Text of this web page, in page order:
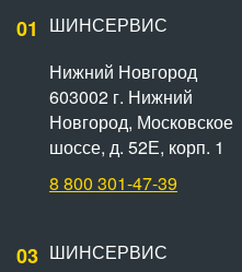
01
ШИНСЕРВИС
Нижний Новгород
603002 г. Нижний
Новгород, Московское
шоссе, д. 52Е, корп. 1
8 800 301-47-39
03 ШИНСЕРВИС